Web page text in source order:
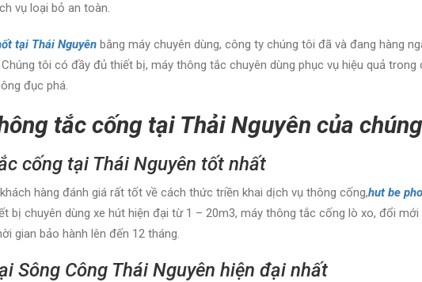
vụ loại bỏ an toàn.
tại Thái Nguyên bằng máy chuyên dùng, công ty chúng tôi đã và đang hàng
tôi có đầy đủ thiết bị, máy thông tắc chuyên dùng phục vụ hiệu quả
đục phá.
tắc cống tại Thải Nguyên của
cống tại Thái Nguyên tốt nhất
hàng đánh giá rất tốt về cách thức triền khai dịch vụ thông cống,hut be
bị chuyên dùng xe hút hiện đại từ 1 – 20m3, máy thông tắc cống lò xo, đổi
gian bảo hành lên đến 12 tháng.
Sông Công Thái Nguyên hiện đại nhất